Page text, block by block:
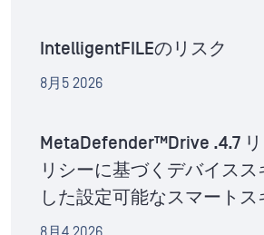
IntelligentFILEのリスク
8月5 2026
MetaDefender™Drive .4.7
リシーに基づくデバイス
した設定可能なスマート